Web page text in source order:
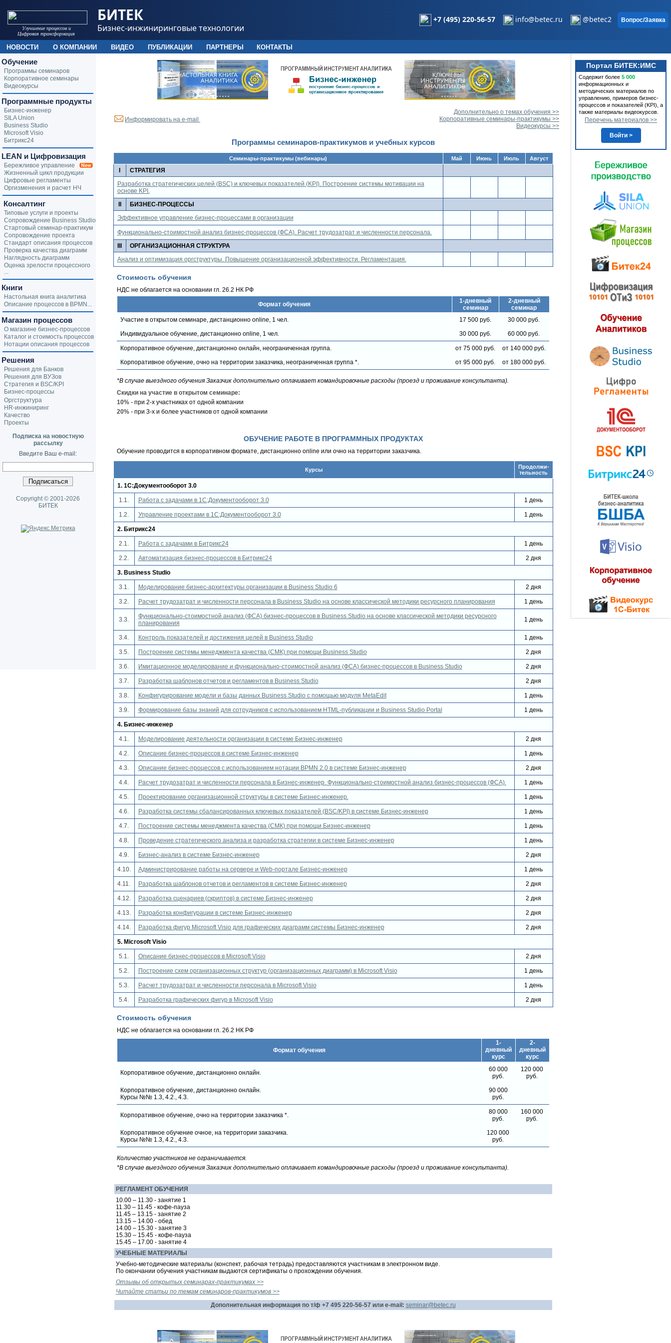
Информировать на e-mail
Дополнительно о темах обучения >>
Корпоративные семинары-практикумы >>
Видеокурсы >>
Программы семинаров-практикумов и учебных курсов
Семинары-практикумы (вебинары) Май Июнь Июль Август
СТРАТЕГИЯ
Разработка стратегических целей (BSC) и ключевых показателей (KPI). Построение системы мотивации на
основе KPI.
БИЗНЕС-ПРОЦЕССЫ
Эффективное управление бизнес-процессами в организации
Функционально-стоимостной анализ бизнес-процессов (ФСА). Расчет трудозатрат и численности персонала.
ОРГАНИЗАЦИОННАЯ СТРУКТУРА
Анализ и оптимизация оргструктуры. Повышение организационной эффективности. Регламентация.
Стоимость обучения
НДС не облагается на основании гл. 26.2 НК РФ
Формат обучения
1-дневный
семинар
2-дневный
семинар
Участие в открытом семинаре, дистанционно online, 1 чел.
17 500 руб.
30 000 руб.
Индивидуальное обучение, дистанционно online, 1 чел.
30 000 руб. 60 000 руб.
Корпоративное обучение, дистанционно онлайн, неограниченная группа. от 75 000 руб.
от 140 000 руб.
Корпоративное обучение, очно на территории заказчика, неограниченная группа *.
от 95 000 руб. от 180 000 руб.
*В случае выездного обучения Заказчик дополнительно оплачивает командировочные расходы (проезд и проживание консультанта).
Скидки на участие в открытом семинаре:
10%- при 2-х участниках от одной компании
20%- при 3-х и более участников от одной компании
ОБУЧЕНИЕ РАБОТЕ В ПРОГРАММНЫХ ПРОДУКТАХ
Обучение проводится в корпоративном формате, дистанционно online или очно на территории заказчика.
Курсы
Продолжи-
тельность
1. 1С:Документооборот 3.0
1.1. Работа с задачами в 1С:Документооборот 3.0 1 день
1.2. Управление проектами в 1С:Документооборот 3.0 1 день
2. Битрикс24
2.1. Работа с задачами в Битрикс24 1 день
2.2. Автоматизация бизнес-процессов в Битрикс24 2 дня
3. Business Studio
3.1. Моделирование бизнес-архитектуры организации в Business Studio 6 2 дня
3.2. Расчет трудозатрат и численности персонала в Business Studio на основе классической методики ресурсного планирования 1 день
3.3.
Функционально-стоимостной анализ (ФСА) бизнес-процессов в Business Studio на основе классической методики ресурсного
планирования
1 день
3.4. Контроль показателей и достижения целей в Business Studio 1 день
3.5. Построение системы менеджмента качества (СМК) при помощи Business Studio 2 дня
3.6. Имитационное моделирование и функционально-стоимостной анализ (ФСА) бизнес-процессов в Business Studio 2 дня
3.7. Разработка шаблонов отчетов и регламентов в Business Studio 2 дня
3.8. Конфигурирование модели и базы данных Business Studio с помощью модуля MetaEdit 1 день
3.9. Формирование базы знаний для сотрудников с использованием HTML-публикации и Business Studio Portal 1 день
4. Бизнес-инженер
4.1. Моделирование деятельности организации в системе Бизнес-инженер 2 дня
4.2. Описание бизнес-процессов в системе Бизнес-инженер 1 день
4.3. Описание бизнес-процессов с использованием нотации BPMN 2.0 в системе Бизнес-инженер 2 дня
4.4. Расчет трудозатрат и численности персонала в Бизнес-инженер. Функционально-стоимостной анализ бизнес-процессов (ФСА). 1 день
4.5. Проектирование организационной структуры в системе Бизнес-инженер. 1 день
4.6. Разработка системы сбалансированных ключевых показателей (BSC/KPI) в системе Бизнес-инженер 1 день
4.7. Построение системы менеджмента качества (СМК) при помощи Бизнес-инженер 1 день
4.8. Проведение стратегического анализа и разработка стратегии в системе Бизнес-инженер 1 день
4.9. Бизнес-анализ в системе Бизнес-инженер 2 дня
4.10. Администрирование работы на сервере и Web-портале Бизнес-инженер 1 день
4.11. Разработка шаблонов отчетов и регламентов в системе Бизнес-инженер 2 дня
4.12. Разработка сценариев (скриптов) в системе Бизнес-инженер 2 дня
4.13. Разработка конфигурации в системе Бизнес-инженер 2 дня
4.14. Разработка фигур Microsoft Visio для графических диаграмм системы Бизнес-инженер 2 дня
5. Microsoft Visio
5.1. Описание бизнес-процессов в Microsoft Visio 2 дня
5.2. Построение схем организационных структур (организационных диаграмм) в Microsoft Visio 1 день
5.3. Расчет трудозатрат и численности персонала в Microsoft Visio 1 день
5.4. Разработка графических фигур в Microsoft Visio 2 дня
Стоимость обучения
НДС не облагается на основании гл. 26.2 НК РФ
Формат обучения
1-
дневный
курс
2-
дневный
курс
Корпоративное обучение, дистанционно онлайн.
60 000
руб.
120 000
руб.
Корпоративное обучение, дистанционно онлайн.
Курсы №№ 1.3, 4.2., 4.3.
90 000
руб.
Корпоративное обучение, очно на территории заказчика *.
80 000
руб.
160 000
руб.
Корпоративное обучение очное, на территории заказчика.
Курсы №№ 1.3, 4.2., 4.3.
120 000
руб.
Количество участников не ограничивается.
*В случае выездного обучения Заказчик дополнительно оплачивает командировочные расходы (проезд и проживание консультанта).
РЕГЛАМЕНТ ОБУЧЕНИЯ
10.00 – 11.30 - занятие 1
11.30 – 11.45 - кофе-пауза
11.45 – 13.15 - занятие 2
13.15 – 14.00 - обед
14.00 – 15.30 - занятие 3
15.30 – 15.45 - кофе-пауза
15.45 – 17.00 - занятие 4
УЧЕБНЫЕ МАТЕРИАЛЫ
Учебно-методические материалы (конспект, рабочая тетрадь) предоставляются участникам в электронном виде.
По окончании обучения участникам выдаются сертификаты о прохождении обучения.
Отзывы об открытых семинарах-практикумах >>
Читайте статьи по темам семинаров-практикумов >>
Дополнительная информация по т/ф +7 495 220-56-57 или e-mail: seminar@betec.ru
Портал БИТЕК:ИМС
Содержит более 5 000
информационных и
методических материалов по
управлению, примеров бизнес-
процессов и показателей (KPI), а
также материалы видеокурсов.
Перечень материалов >>
Войти >
Обучение
Программы семинаров
Корпоративное семинары
Видеокурсы
Программные продукты
Бизнес-инженер
SILA Union
Business Studio
Microsoft Visio
Битрикс24
LEAN и Цифровизация
Бережливое управление
Жизненный цикл продукции
Цифровые регламенты
Оргизменения и расчет НЧ
Консалтинг
Типовые услуги и проекты
Сопровождение Business Studio
Стартовый семинар-практикум
Сопровождение проекта
Стандарт описания процессов
Проверка качества диаграмм
Наглядность диаграмм
Оценка зрелости процессного
...
Книги
Настольная книга аналитика
Описание процессов в BPMN...
Магазин процессов
О магазине бизнес-процессов
Каталог и стоимость процессов
Нотации описания процессов
Решения
Решения для Банков
Решения для ВУЗов
Стратегия и BSC/KPI
Бизнес-процессы
Оргструктура
HR-инжиниринг
Качество
Проекты
Подписка на новостную
рассылку
Введите Ваш e-mail:
Copyright © 2001-2026
БИТЕК
Улучшение процессов и
Цифровая трансформация
БИТЕК
Бизнес-инжиниринговые технологии
+7 (495) 220-56-57 info@betec.ru @betec2 Вопрос/Заявка
НОВОСТИ О КОМПАНИИ ВИДЕО ПУБЛИКАЦИИ ПАРТНЕРЫ КОНТАКТЫ